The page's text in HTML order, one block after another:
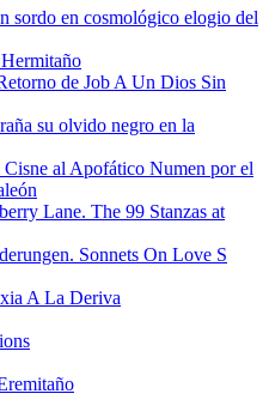
sordo en cosmológico elogio del
de Job A Un Dios Sin
su olvido negro en la
al Apofático Numen por el
Lane. The 99 Stanzas at
Sonnets On Love S
A La Deriva